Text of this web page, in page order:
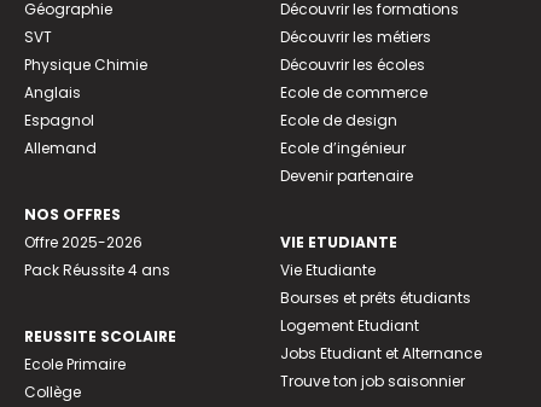
Géographie
SVT
Physique Chimie
Anglais
Espagnol
Allemand
NOS OFFRES
Offre 2025-2026
Pack Réussite 4 ans
REUSSITE SCOLAIRE
Ecole Primaire
Collège
Découvrir les formations
Découvrir les métiers
Découvrir les écoles
Ecole de commerce
Ecole de design
Ecole d’ingénieur
Devenir partenaire
VIE ETUDIANTE
Vie Etudiante
Bourses et prêts étudiants
Logement Etudiant
Jobs Etudiant et Alternance
Trouve ton job saisonnier